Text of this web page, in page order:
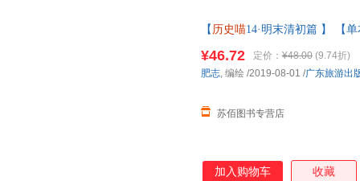
【 历史喵14·明末清初篇 】 【
¥46.72 定价： ¥48.00 (9.74折)
苏佰图书专营店
肥志, 编绘 /2019-08-01 /广东旅游出
加入购物车 收藏